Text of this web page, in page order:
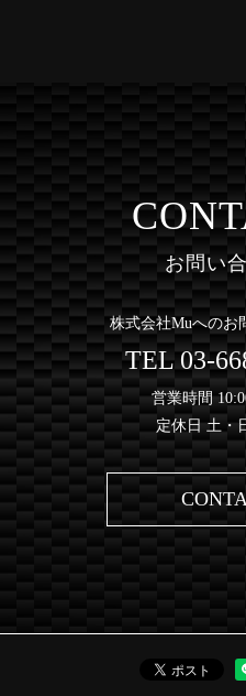
お問い
株式会社Muへのお
TEL03-
営業時間
定休日 土・